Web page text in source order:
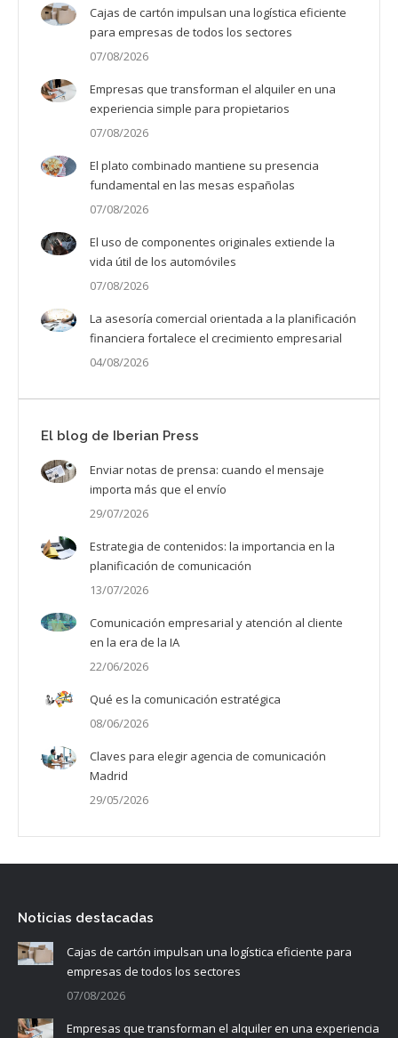
Cajas de cartón impulsan una logística eficiente
para empresas de todos los sectores
07/08/2026
Empresas que transforman el alquiler en una
experiencia simple para propietarios
07/08/2026
El plato combinado mantiene su presencia
fundamental en las mesas españolas
07/08/2026
El uso de componentes originales extiende la
vida útil de los automóviles
07/08/2026
La asesoría comercial orientada a la planificación
financiera fortalece el crecimiento empresarial
04/08/2026
El blog de Iberian Press
Enviar notas de prensa: cuando el mensaje
importa más que el envío
29/07/2026
Estrategia de contenidos: la importancia en la
planificación de comunicación
13/07/2026
Comunicación empresarial y atención al cliente
en la era de la IA
22/06/2026
Qué es la comunicación estratégica
08/06/2026
Claves para elegir agencia de comunicación
Madrid
29/05/2026
Noticias destacadas
Cajas de cartón impulsan una logística eficiente para
empresas de todos los sectores
07/08/2026
Empresas que transforman el alquiler en una experiencia